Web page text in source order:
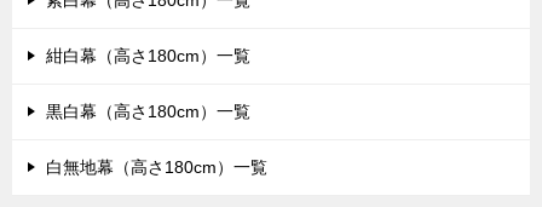
紺白幕（高さ180cm）一覧
黒白幕（高さ180cm）一覧
白無地幕（高さ180cm）一覧